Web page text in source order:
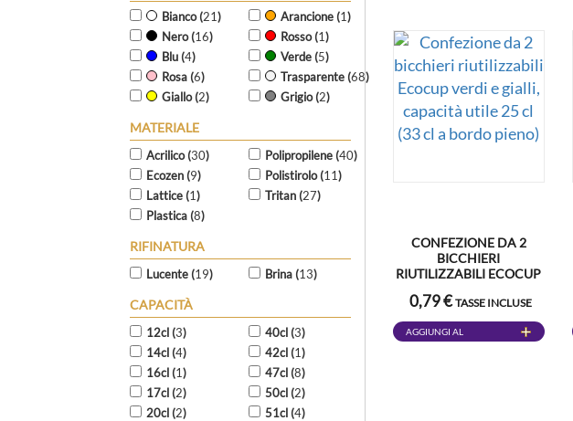
Bianco (21)
Nero (16)
Blu (4)
Rosa (6)
Giallo (2)
Arancione (1)
Rosso (1)
Verde (5)
Trasparente (68)
Grigio (2)
MATERIALE
Acrilico (30)
Ecozen (9)
Lattice (1)
Plastica (8)
Polipropilene (40)
Polistirolo (11)
Tritan (27)
RIFINATURA
Lucente (19) Brina (13)
CAPACITÀ
12cl (3)
14cl (4)
16cl (1)
17cl (2)
20cl (2)
40cl (3)
42cl (1)
47cl (8)
50cl (2)
51cl (4)
CONFEZIONE DA 2
BICCHIERI
RIUTILIZZABILI ECOCUP
CAPACITÀ UTILE 25 CL
(33 CL A BORDO PIENO)
0,79 €TASSE INCLUSE
AGGIUNGI AL